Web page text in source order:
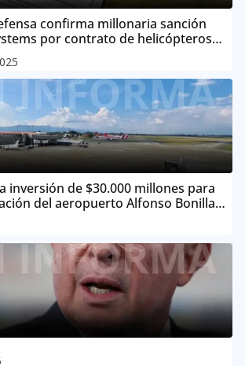
confirma millonaria sanción
por contrato de helicópteros
inversión de $30.000 millones para
del aeropuerto Alfonso Bonilla